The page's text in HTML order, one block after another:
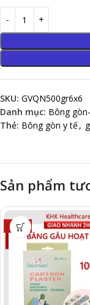
SKU: GVQN500gr6x6
Danh mục: Bông
Thẻ: Bông gòn y tế,
Sản phẩm
-14%